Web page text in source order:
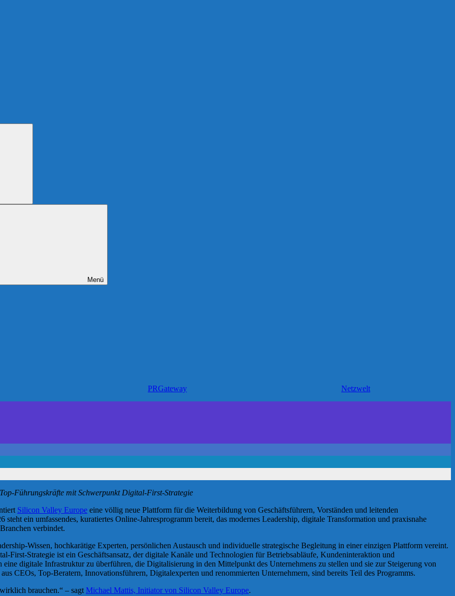
Menü
PRGateway Netzwelt
Führungskräfte mit Schwerpunkt Digital-First-Strategie
Silicon Valley Europe eine völlig neue Plattform für die Weiterbildung von Geschäftsführern, Vorständen und leitenden
steht ein umfassendes, kuratiertes Online-Jahresprogramm bereit, das modernes Leadership, digitale Transformation und praxisnahe
verbindet.
Wissen, hochkarätige Experten, persönlichen Austausch und individuelle strategische Begleitung in einer einzigen Plattform vereint.
Strategie ist ein Geschäftsansatz, der digitale Kanäle und Technologien für Betriebsabläufe, Kundeninteraktion und
digitale Infrastruktur zu überführen, die Digitalisierung in den Mittelpunkt des Unternehmens zu stellen und sie zur Steigerung von
CEOs, Top-Beratern, Innovationsführern, Digitalexperten und renommierten Unternehmern, sind bereits Teil des Programms.
brauchen.“ – sagtMichael Mattis, Initiator von Silicon Valley Europe.